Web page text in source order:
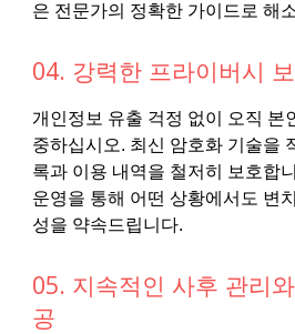
은 전문가의 정확한 가이드로 해
04. 강력한 프라이버시
개인정보 유출 걱정 없이 오직 본
중하십시오. 최신 암호화 기술을
록과 이용 내역을 철저히 보호합
운영을 통해 어떤 상황에서도 변
성을 약속드립니다.
05. 지속적인 사후 관리
공